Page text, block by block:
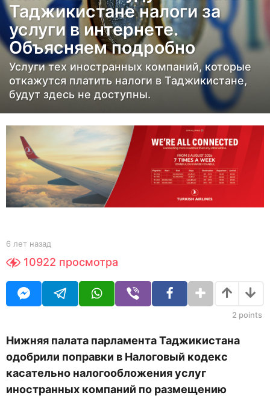
н
а
з
а
д
6
л
е
н
а
з
а
Таджикистане налоги за
услуги в интернете.
Объясняем подробно
Услуги тех иностранных компаний, которые
откажутся платить налоги в Таджикистане,
будут здесь не доступны.
b
Y
6 лет назад
е
н
10922 просмотра
2 points
Нижняя палата парламента Таджикистана
одобрили поправки в Налоговый кодекс
касательно налогообложения услуг
иностранных компаний по размещению